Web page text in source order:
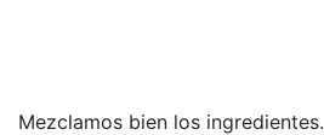
Mezclamos bien los ingredientes.